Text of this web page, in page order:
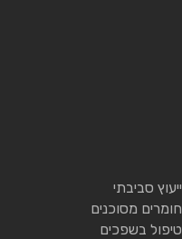
ייעוץ סביבתי
חומרים מסוכנים
טיפול בשפכים